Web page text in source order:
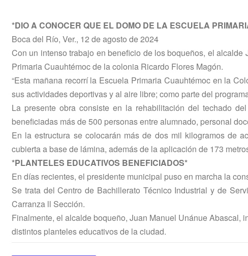
*DIO A CONOCER QUE EL DOMO DE LA ESCUELA
Boca del Río, Ver., 12 de agosto de 2024
Con un intenso trabajo en beneficio de los boqueños, el
Primaria Cuauhtémoc de la colonia Ricardo Flores Magón.
“Esta mañana recorrí la Escuela Primaria Cuauhtémoc en la
sus actividades deportivas y al aire libre; como parte del
La presente obra consiste en la rehabilitación del techado
beneficiadas más de 500 personas entre alumnado, personal
En la estructura se colocarán más de dos mil kilogramos de
cubierta a base de lámina, además de la aplicación de 173
*PLANTELES EDUCATIVOS BENEFICIADOS*
En días recientes, el presidente municipal puso en marcha la
Se trata del Centro de Bachillerato Técnico Industrial y de
Carranza ll Sección.
Finalmente, el alcalde boqueño, Juan Manuel Unánue Abascal,
distintos planteles educativos de la ciudad.